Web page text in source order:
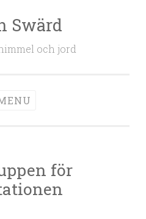
Swärd
och jord
för